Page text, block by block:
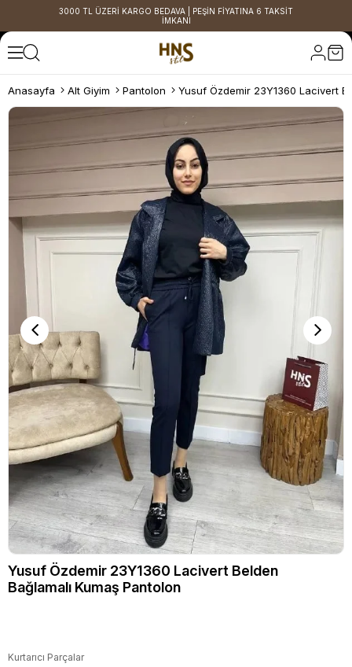
3000 TL ÜZERİ KARGO BEDAVA | PEŞİN FİYATINA 6 TAKSİT
İMKANI
Anasayfa Alt Giyim Pantolon
Yusuf Özdemir 23Y1360 Lacivert Belden
Bağlamalı Kumaş Pantolon
Kurtarıcı Parçalar